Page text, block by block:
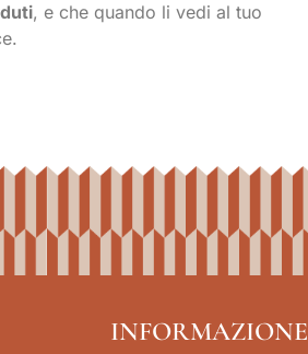
, e che quando li vedi al tuo
INFORMAZIONE